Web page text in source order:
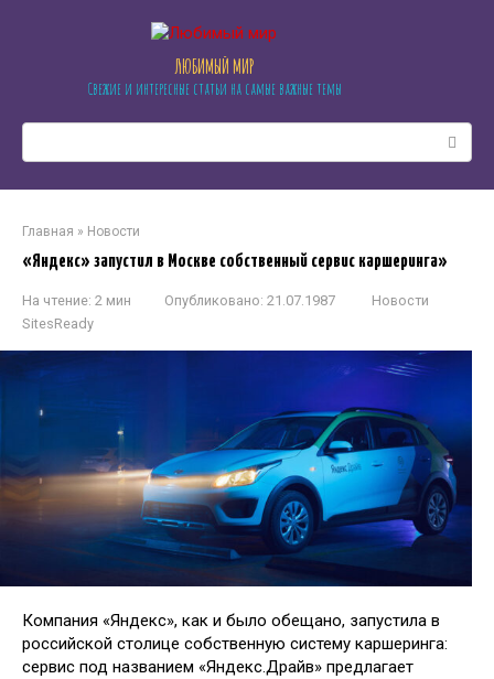
ЛЮБИМЫЙ МИР
Свежие и интересные статьи на самые важные темы
Главная » Новости
«Яндекс» запустил в Москве собственный сервис каршеринга»
На чтение: 2 мин Опубликовано: 21.07.1987
Новости
SitesReady
Компания «Яндекс», как и было обещано, запустила в
российской столице собственную систему каршеринга:
сервис под названием «Яндекс.Драйв» предлагает